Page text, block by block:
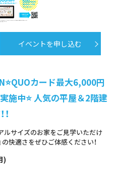
イベントを申し込む
カード最大6,000円
施中⭐ 人気の平屋＆2階建
ルサイズのお家をご見学いただけ
の快適さをぜひご体感ください！
)